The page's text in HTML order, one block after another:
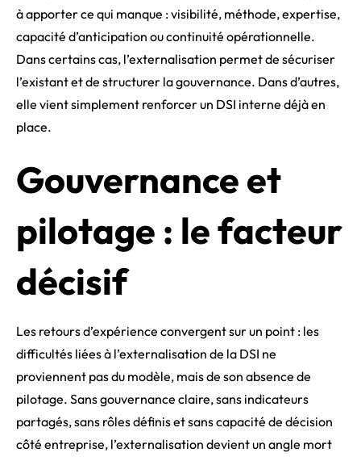
à apporter ce qui manque : visibilité, méthode, expertise,
capacité d’anticipation ou continuité opérationnelle.
Dans certains cas, l’externalisation permet de sécuriser
l’existant et de structurer la gouvernance. Dans d’autres,
elle vient simplement renforcer un DSI interne déjà en
place.
Gouvernance et
pilotage : le facteur
décisif
Les retours d’expérience convergent sur un point : les
difficultés liées à l’externalisation de la DSI ne
proviennent pas du modèle, mais de son absence de
pilotage. Sans gouvernance claire, sans indicateurs
partagés, sans rôles définis et sans capacité de décision
côté entreprise, l’externalisation devient un angle mort